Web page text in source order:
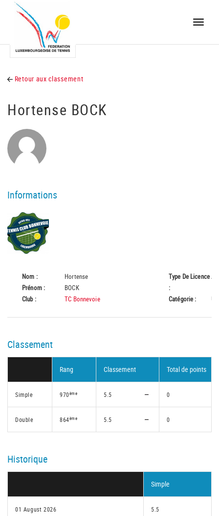
Toggle
Retour aux classement
Hortense BOCK
Informations
Nom :
Hortense
Prénom :
BOCK
Club :
TC Bonnevoie
Type De Licence
:
A
Catégorie :
Classement
Rang Classement Total de points
Simple 970ème 5.5 0
Double 864ème 5.5 0
Historique
Simple
01 August 2026 5.5